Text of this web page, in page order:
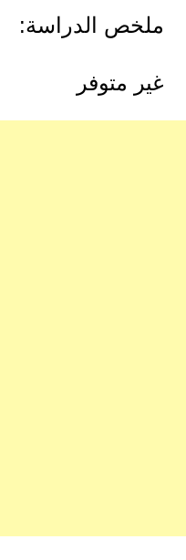
ملخص الدراسة:
غير متوفر